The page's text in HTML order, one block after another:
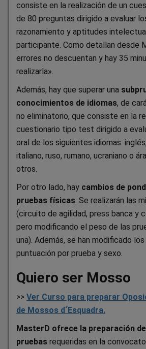
consiste en la realización de un
de 80 preguntas dirigido a evaluar
razonamiento y aptitudes
participante. Como detallan desde
errores no descuentan y hay 35
realizarla».
Además, hay que superar una
conocimientos de idiomas, de
no eliminatorio, que consiste en la
cuestionario tipo test dirigido a
oral de los siguientes idiomas:
italiano, ruso, rumano, ucraniano o
otros.
Por otro lado, hay cambios de
pruebas físicas. Se realizarán las
(circuito de agilidad, press banca y
pero modificando el peso de las
una). Además, se han modificado
puntuación por prueba y sexo.
Quiero ser Mosso
>> Ver Curso para preparar
de Mossos d´Esquadra.
MasterD ofrece la preparación
pruebas requeridas en la